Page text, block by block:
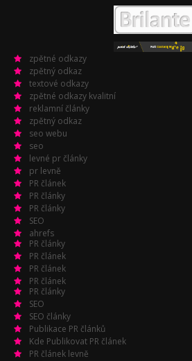
zpětné odkazy
zpětný odkaz
textové odkazy
zpětné odkazy kvalitní
reklamní články
zpětný odkaz
seo webu
seo
levné pr články
pr levně
PR článek
PR články
PR články
SEO
ahrefs
PR články
PR článek
PR článek
PR článek
PR články
SEO
SEO články
Publikace PR článků
Kde Publikovat PR článek
PR článek levně